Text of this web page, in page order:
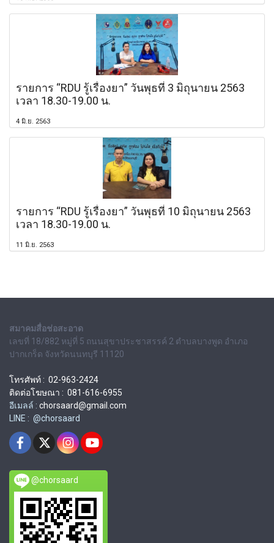
รายการ “RDU รู้เรื่องยา” วันพุธที่ 3 มิถุนายน 2563
เวลา 18.30-19.00 น.
4 มิ.ย. 2563
รายการ “RDU รู้เรื่องยา” วันพุธที่ 10 มิถุนายน 2563
เวลา 18.30-19.00 น.
11 มิ.ย. 2563
สมาคมสื่อช่อสะอาด
เลขที่ 18/882 หมู่ที่ 5 ถนนสุขาประชาสรรค์ 2 ตำบลบางพูด อำเภอ
ปากเกร็ด จังหวัดนนทบุรี 11120
โทรศัพท์ : 02-963-2424
ติดต่อโฆษณา : 081-616-6955
อีเมลล์ : chorsaard@gmail.com
LINE : @chorsaard
@chorsaard